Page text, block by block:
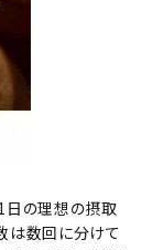
日の理想の摂取
は数回に分けて